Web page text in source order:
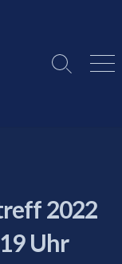
Search
2022
Uhr